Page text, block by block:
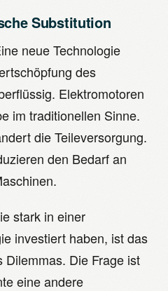
Substitution
neue Technologie
des
Elektromotoren
im traditionellen Sinne.
die Teileversorgung.
den Bedarf an
stark in einer
investiert haben, ist das
Die Frage ist
eine andere